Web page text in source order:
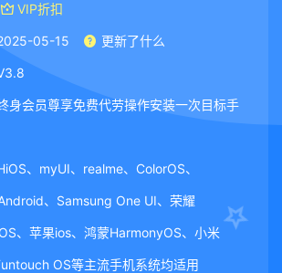
VIP折扣
05-15 更新了什么
身会员尊享免费代劳操作安装一次目标手
、myUI、realme、ColorOS、
、Samsung One UI、荣耀
、苹果ios、鸿蒙HarmonyOS、小米
OS等主流手机系统均适用